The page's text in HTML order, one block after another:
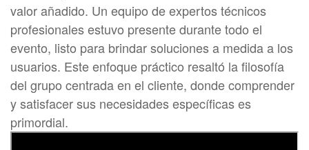
valor añadido. Un equipo de expertos técnicos
profesionales estuvo presente durante todo el
evento, listo para brindar soluciones a medida a los
usuarios. Este enfoque práctico resaltó la filosofía
del grupo centrada en el cliente, donde comprender
y satisfacer sus necesidades específicas es
primordial.